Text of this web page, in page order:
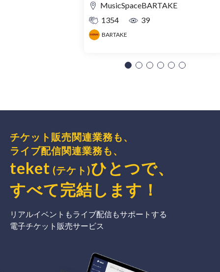
MusicSpaceBARTAKE
1354
39
BARTAKE
チケット販売関連業務も、
ライブ配信関連業務も、
teket (テケト)ひとつで、
すべて完結 します ！
リアルイベントもライブ配信もサポートする
電子チケット販売サービス